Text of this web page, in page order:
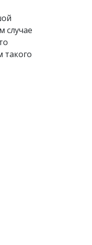
случае
такого